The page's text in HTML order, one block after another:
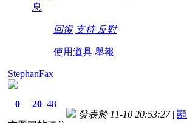
息
回復 支持 反對
使用道具 舉報
StephanFax
0 20 48
發表於 11-10 20:53:27 |